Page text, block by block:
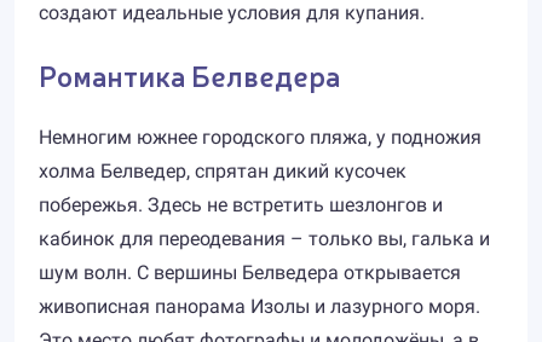
создают идеальные условия для купания.
Романтика Белведера
Немногим южнее городского пляжа, у подножия
холма Белведер, спрятан дикий кусочек
побережья. Здесь не встретить шезлонгов и
кабинок для переодевания – только вы, галька и
шум волн. С вершины Белведера открывается
живописная панорама Изолы и лазурного моря.